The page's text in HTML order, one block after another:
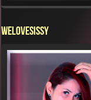
WELOVESISSY